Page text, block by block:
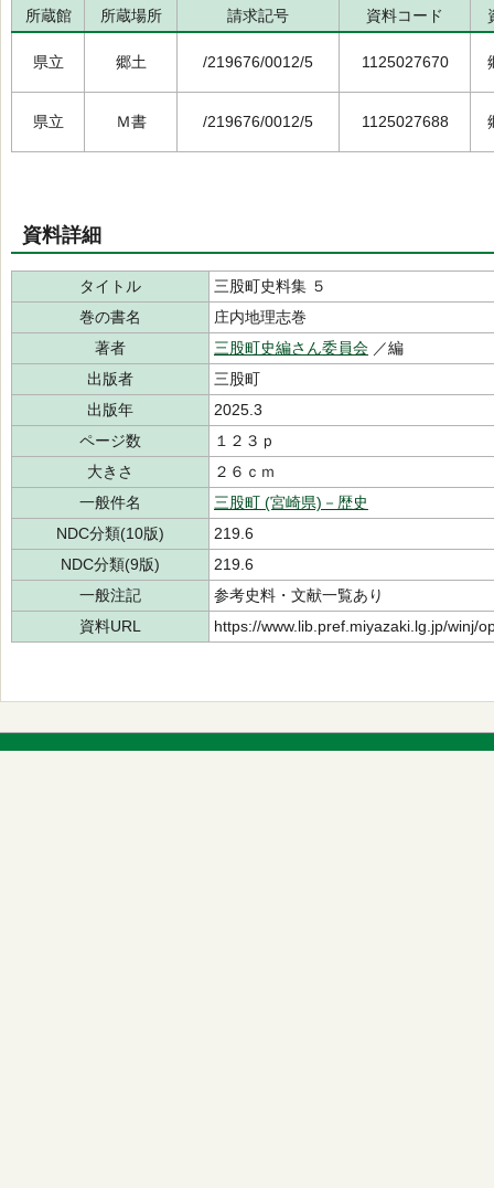
所蔵館 所蔵場所 請求記号 資料コード
県立 郷土 /219676/0012/5 1125027670
県立 Ｍ書 /219676/0012/5 1125027688
資料詳細
タイトル
三股町史料集 ５
巻の書名
庄内地理志巻
著者
三股町史編さん委員会 ／編
出版者
三股町
出版年
2025.3
ページ数
１２３ｐ
大きさ
２６ｃｍ
一般件名
三股町 (宮崎県)－歴史
NDC分類(10版)
219.6
NDC分類(9版)
219.6
一般注記
参考史料・文献一覧あり
資料URL
https://www.lib.pref.miyazaki.lg.jp/winj/